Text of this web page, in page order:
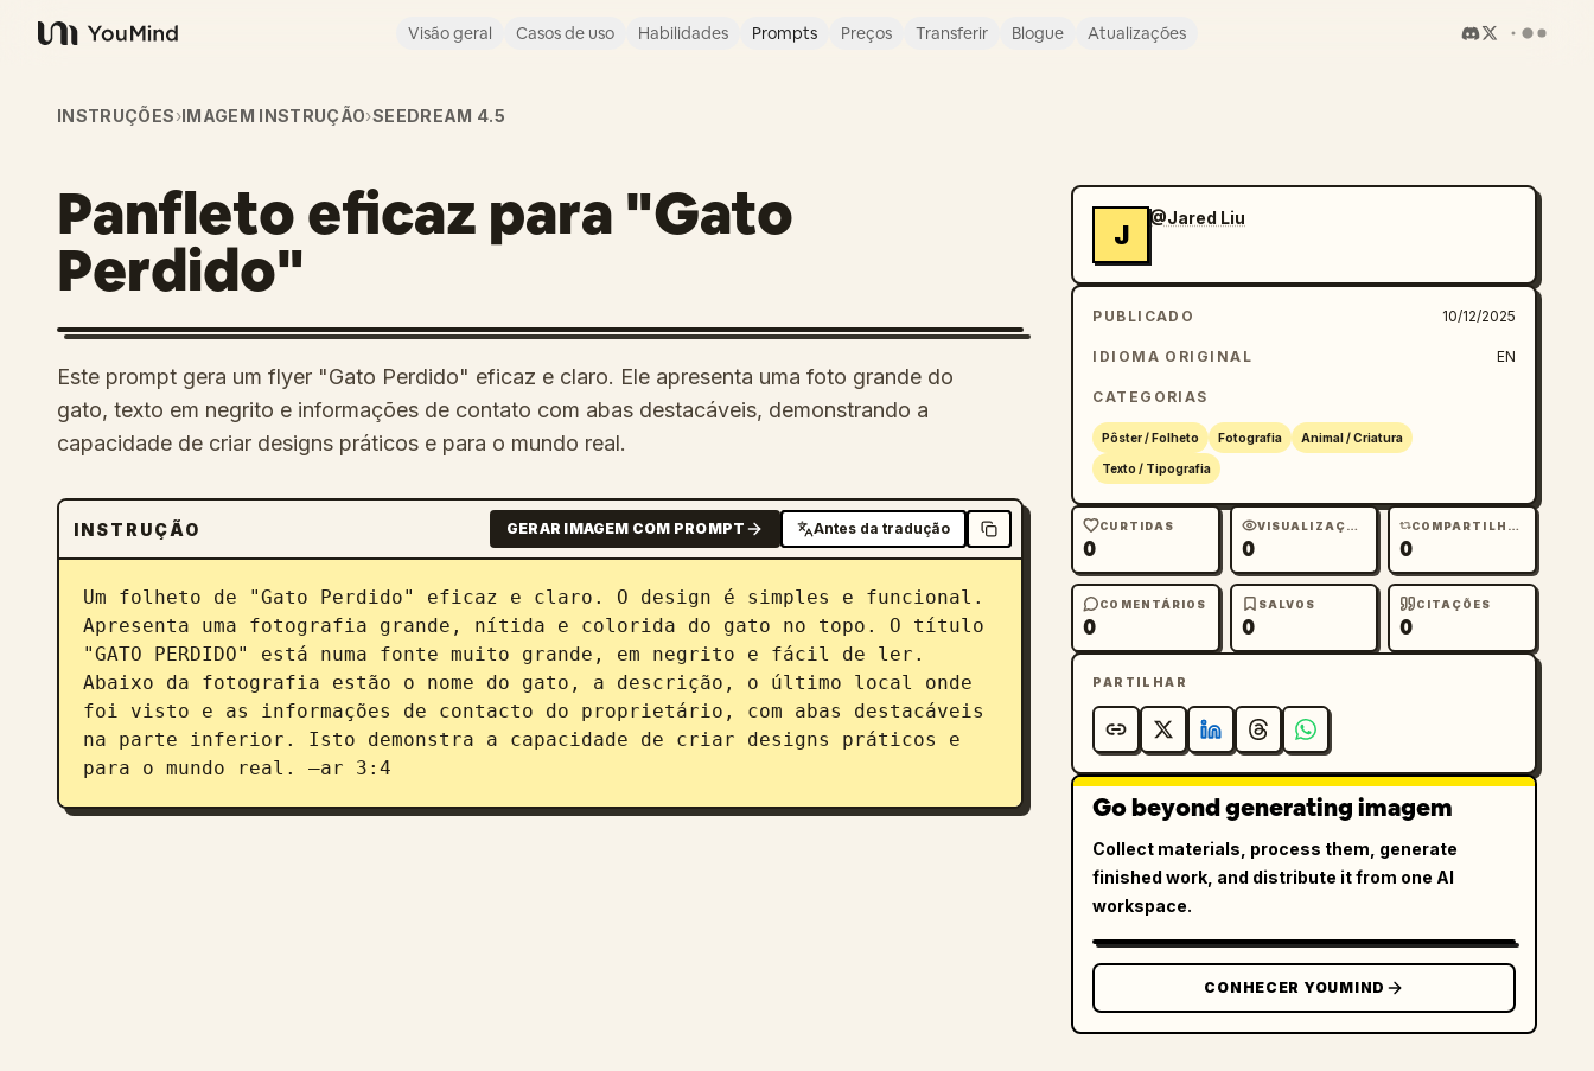
YouMind
Visão geral Casos de uso Habilidades Prompts Preços Transferir Blogue Atualizações
INSTRUÇÕES›IMAGEM INSTRUÇÃO›SEEDREAM 4.5
Panfleto eficaz para "Gato
Perdido"
Este prompt gera um flyer "Gato Perdido" eficaz e claro. Ele apresenta uma foto grande do
gato, texto em negrito e informações de contato com abas destacáveis, demonstrando a
capacidade de criar designs práticos e para o mundo real.
INSTRUÇÃO GERAR IMAGEM COM PROMPT Antes da tradução
Um folheto de "Gato Perdido" eficaz e claro. O design é simples e funcional.
Apresenta uma fotografia grande, nítida e colorida do gato no topo. O título
"GATO PERDIDO" está numa fonte muito grande, em negrito e fácil de ler.
Abaixo da fotografia estão o nome do gato, a descrição, o último local onde
foi visto e as informações de contacto do proprietário, com abas destacáveis
na parte inferior. Isto demonstra a capacidade de criar designs práticos e
para o mundo real. –ar 3:4
J
@Jared Liu
PUBLICADO 10/12/2025
IDIOMA ORIGINAL EN
CATEGORIAS
Pôster / Folheto Fotografia Animal / Criatura
Texto / Tipografia
CURTIDAS
0
VISUALIZAÇÕES
0
COMPARTILHAMENTOS
0
COMENTÁRIOS
0
SALVOS
0
CITAÇÕES
0
PARTILHAR
Go beyond generating imagem
Collect materials, process them, generate
finished work, and distribute it from one AI
workspace.
CONHECER YOUMIND